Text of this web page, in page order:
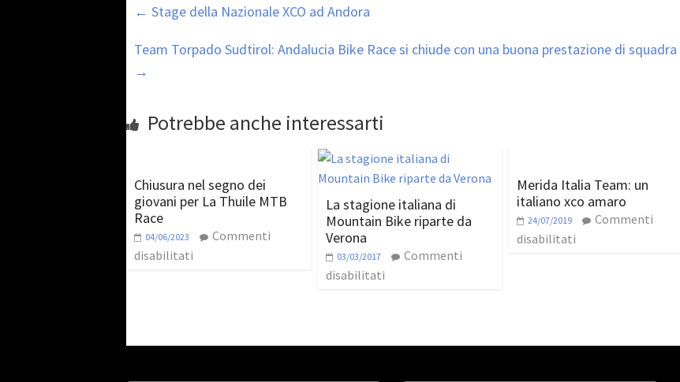
← Stage della Nazionale XCO ad Andora
Team Torpado Sudtirol: Andalucia Bike Race si chiude con una buona prestazione di squadra
→
Potrebbe anche interessarti
Chiusura nel segno dei
giovani per La Thuile MTB
Race
04/06/2023
Commenti
disabilitati
La stagione italiana di
Mountain Bike riparte da
Verona
03/03/2017
Commenti
disabilitati
Merida Italia Team: un
italiano xco amaro
24/07/2019
Commenti
disabilitati